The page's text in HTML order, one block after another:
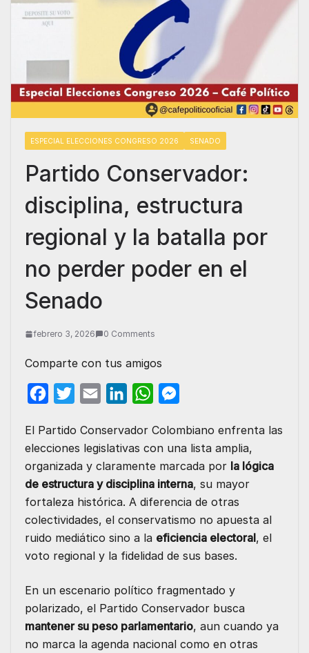
ESPECIAL ELECCIONES CONGRESO 2026 SENADO
Partido Conservador:
disciplina, estructura
regional y la batalla por
no perder poder en el
Senado
febrero 3, 2026 0 Comments
Comparte con tus amigos
c
e
b
o
o
k
i
t
t
e
r
a
i
n
k
e
d
I
n
W
a
t
s
A
p
p
s
s
n
g
e
r
El Partido Conservador Colombiano enfrenta las
elecciones legislativas con una lista amplia,
organizada y claramente marcada por la lógica
de estructura y disciplina interna, su mayor
fortaleza histórica. A diferencia de otras
colectividades, el conservatismo no apuesta al
ruido mediático sino a la eficiencia electoral, el
voto regional y la fidelidad de sus bases.
En un escenario político fragmentado y
polarizado, el Partido Conservador busca
mantener su peso parlamentario, aun cuando ya
no marca la agenda nacional como en otras